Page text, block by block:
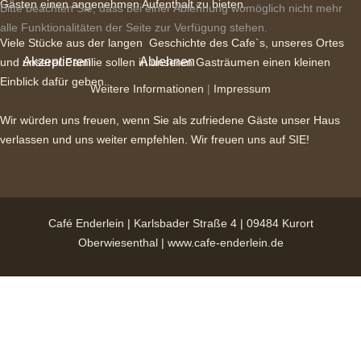
Gästen einen angenehmen Aufenthalt zu bieten.
Viele Stücke aus der langen Geschichte des Cafe`s, unseres Ortes
und unserer Familie sollen in unseren Gasträumen einen kleinen
Einblick dafür geben.
Wir würden uns freuen, wenn Sie als zufriedene Gäste unser Haus
verlassen und uns weiter empfehlen. Wir freuen uns auf SIE!
Café Enderlein | Karlsbader Straße 4 | 09484 Kurort
Oberwiesenthal | www.cafe-enderlein.de
Bitte beachten Sie, dass bei einer Ablehnung womöglich nicht mehr
alle Funktionalitäten der Seite zur Verfügung stehen.
Akzeptieren Ablehnen
Weitere Informationen | Impressum